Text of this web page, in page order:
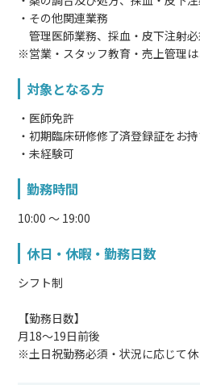
・その他関連業務
管理医師業務、採血・皮下注射
※営業・スタッフ教育・売上管理
対象となる方
・医師免許
・初期臨床研修修了済登録証をお
・未経験可
勤務時間
10:00 〜 19:00
休日・休暇・勤務日数
シフト制
【勤務日数】
月18〜19日前後
※土日祝勤務必須・状況に応じて